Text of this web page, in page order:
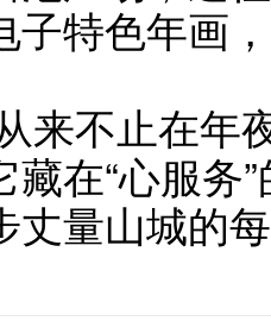
子特色年画
来不止在年
藏在“心服务
丈量山城的